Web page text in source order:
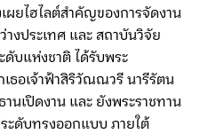
ผยไฮไลต์สำคัญของการจัดงาน
งประเทศ และ สถาบันวิจัย
บแห่งชาติ ได้รับพระ
ธอเจ้าฟ้าสิริวัณณวรี นารีรัตน
นเปิดงาน และ ยังพระราชทาน
ะดับทรงออกแบบ ภายใต้